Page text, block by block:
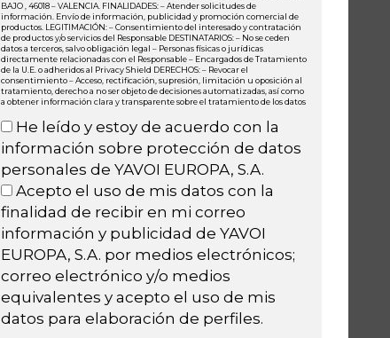
BAJO , 46018 – VALENCIA. FINALIDADES: – Atender solicitudes de
información. Envío de información, publicidad y promoción comercial de
productos. LEGITIMACIÓN: – Consentimiento del interesado y contratación
de productos y/o servicios del Responsable DESTINATARIOS: – No se ceden
datos a terceros, salvo obligación legal – Personas físicas o jurídicas
directamente relacionadas con el Responsable – Encargados de Tratamiento
de la U.E. o adheridos al Privacy Shield DERECHOS: – Revocar el
consentimiento – Acceso, rectificación, supresión, limitación u oposición al
tratamiento, derecho a no ser objeto de decisiones automatizadas, así como
a obtener información clara y transparente sobre el tratamiento de los datos
He leído y estoy de acuerdo con la
información sobre protección de datos
personales de YAVOI EUROPA, S.A.
Acepto el uso de mis datos con la
finalidad de recibir en mi correo
información y publicidad de YAVOI
EUROPA, S.A. por medios electrónicos;
correo electrónico y/o medios
equivalentes y acepto el uso de mis
datos para elaboración de perfiles.